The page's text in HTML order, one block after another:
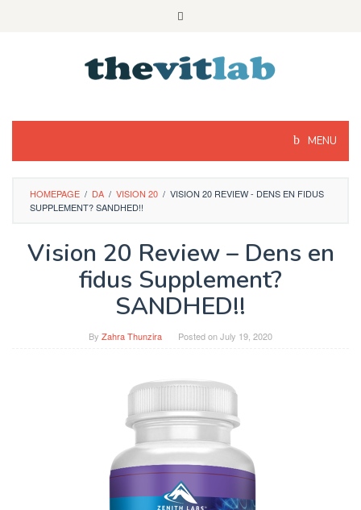
MENU
HOMEPAGE / DA / VISION 20 / VISION 20 REVIEW - DENS EN FIDUS
SUPPLEMENT? SANDHED!!
Vision 20 Review – Dens en
fidus Supplement?
SANDHED!!
By Zahra Thunzira Posted onJuly 19, 2020